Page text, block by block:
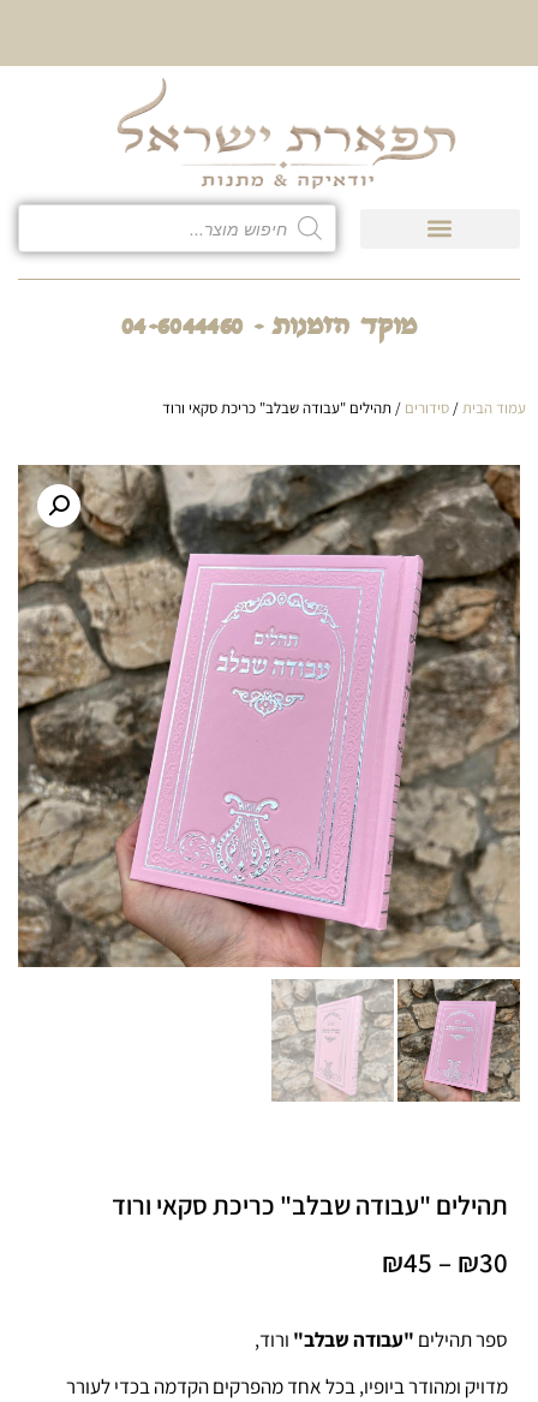
מוקד הזמנות - 04-6044460
עמוד הבית/ סידורים / תהילים "עבודה שבלב" כריכת סקאי ורוד
תהילים "עבודה שבלב" כריכת סקאי ורוד
₪30
–
₪45
ספר תהילים "עבודה שבלב" ורוד,
מדויק ומהודר ביופיו, בכל אחד מהפרקים הקדמה בכדי לעורר